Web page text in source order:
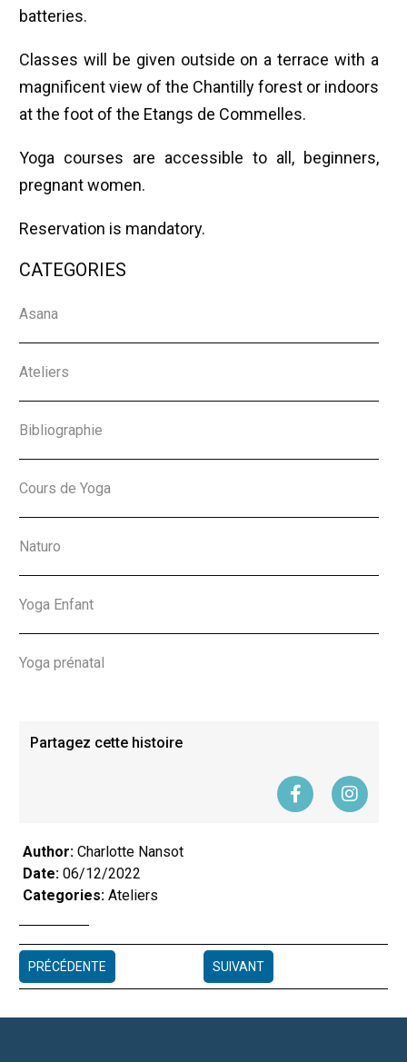
batteries.
Classes will be given outside on a terrace with a
magnificent view of the Chantilly forest or indoors
at the foot of the Etangs de Commelles.
Yoga courses are accessible to all, beginners,
pregnant women.
Reservation is mandatory.
CATEGORIES
Asana
Ateliers
Bibliographie
Cours de Yoga
Naturo
Yoga Enfant
Yoga prénatal
Partagez cette histoire
Author: Charlotte Nansot
Date: 06/12/2022
Categories: Ateliers
PRÉCÉDENTE SUIVANT